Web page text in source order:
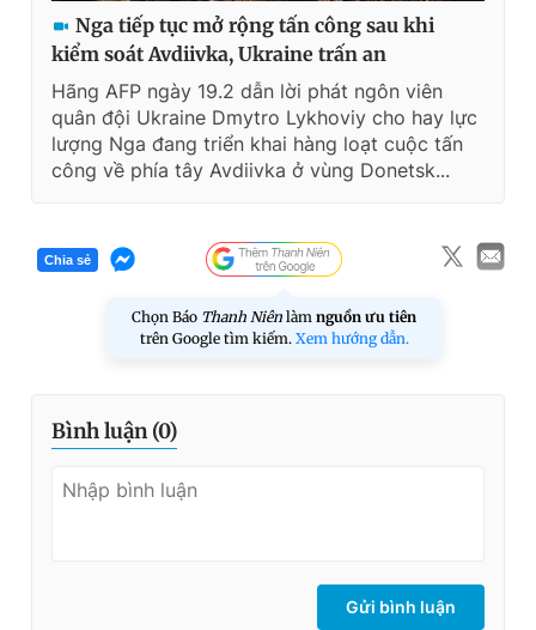
Nga tiếp tục mở rộng tấn công sau khi
kiểm soát Avdiivka, Ukraine trấn an
Hãng AFP ngày 19.2 dẫn lời phát ngôn viên
quân đội Ukraine Dmytro Lykhoviy cho hay lực
lượng Nga đang triển khai hàng loạt cuộc tấn
công về phía tây Avdiivka ở vùng Donetsk...
Chia sẻ
Chọn Báo Thanh Niên làm nguồn ưu tiên
trên Google tìm kiếm. Xem hướng dẫn.
Bình luận (0)
Gửi bình luận